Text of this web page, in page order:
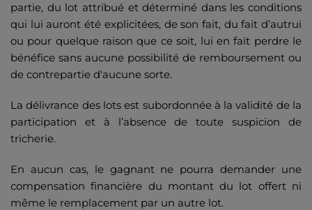
partie, du lot attribué et déterminé dans les conditions
qui lui auront été explicitées, de son fait, du fait d’autrui
ou pour quelque raison que ce soit, lui en fait perdre le
bénéfice sans aucune possibilité de remboursement ou
de contrepartie d'aucune sorte.
La délivrance des lots est subordonnée à la validité de la
participation et à l’absence de toute suspicion de
tricherie.
En aucun cas, le gagnant ne pourra demander une
compensation financière du montant du lot offert ni
même le remplacement par un autre lot.